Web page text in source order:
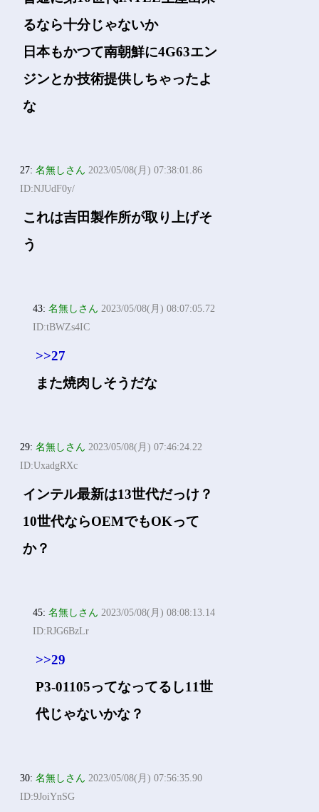
るなら十分じゃないか
日本もかつて南朝鮮に4G63エン
ジンとか技術提供しちゃったよ
な
27:名無しさん 2023/05/08(月) 07:38:01.86
ID:NJUdF0y/
これは吉田製作所が取り上げそ
う
43:名無しさん 2023/05/08(月) 08:07:05.72
ID:tBWZs4IC
>>27
また焼肉しそうだな
29:名無しさん 2023/05/08(月) 07:46:24.22
ID:UxadgRXc
インテル最新は13世代だっけ？
10世代ならOEMでもOKって
か？
45:名無しさん 2023/05/08(月) 08:08:13.14
ID:RJG6BzLr
>>29
P3-01105ってなってるし11世
代じゃないかな？
30:名無しさん 2023/05/08(月) 07:56:35.90
ID:9JoiYnSG